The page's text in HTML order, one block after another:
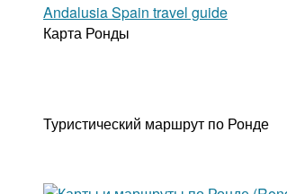
Карта Ронды
Туристический маршрут по Ронде